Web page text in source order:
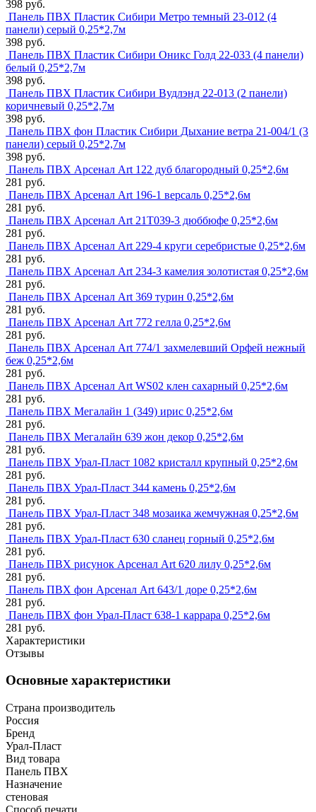
398 руб.
Панель ПВХ Пластик Сибири Метро темный 23-012 (4
панели) серый 0,25*2,7м
398 руб.
Панель ПВХ Пластик Сибири Оникс Голд 22-033 (4 панели)
белый 0,25*2,7м
398 руб.
Панель ПВХ Пластик Сибири Вудлэнд 22-013 (2 панели)
коричневый 0,25*2,7м
398 руб.
Панель ПВХ фон Пластик Сибири Дыхание ветра 21-004/1 (3
панели) серый 0,25*2,7м
398 руб.
Панель ПВХ Арсенал Art 122 дуб благородный 0,25*2,6м
281 руб.
Панель ПВХ Арсенал Art 196-1 версаль 0,25*2,6м
281 руб.
Панель ПВХ Арсенал Art 21Т039-3 дюббюфе 0,25*2,6м
281 руб.
Панель ПВХ Арсенал Art 229-4 круги серебристые 0,25*2,6м
281 руб.
Панель ПВХ Арсенал Art 234-3 камелия золотистая 0,25*2,6м
281 руб.
Панель ПВХ Арсенал Art 369 турин 0,25*2,6м
281 руб.
Панель ПВХ Арсенал Art 772 гелла 0,25*2,6м
281 руб.
Панель ПВХ Арсенал Art 774/1 захмелевший Орфей нежный
беж 0,25*2,6м
281 руб.
Панель ПВХ Арсенал Art WS02 клен сахарный 0,25*2,6м
281 руб.
Панель ПВХ Мегалайн 1 (349) ирис 0,25*2,6м
281 руб.
Панель ПВХ Мегалайн 639 жон декор 0,25*2,6м
281 руб.
Панель ПВХ Урал-Пласт 1082 кристалл крупный 0,25*2,6м
281 руб.
Панель ПВХ Урал-Пласт 344 камень 0,25*2,6м
281 руб.
Панель ПВХ Урал-Пласт 348 мозаика жемчужная 0,25*2,6м
281 руб.
Панель ПВХ Урал-Пласт 630 сланец горный 0,25*2,6м
281 руб.
Панель ПВХ рисунок Арсенал Art 620 лилу 0,25*2,6м
281 руб.
Панель ПВХ фон Арсенал Art 643/1 доре 0,25*2,6м
281 руб.
Панель ПВХ фон Урал-Пласт 638-1 каррара 0,25*2,6м
281 руб.
Характеристики
Отзывы
Основные характеристики
Страна производитель
Россия
Бренд
Урал-Пласт
Вид товара
Панель ПВХ
Назначение
стеновая